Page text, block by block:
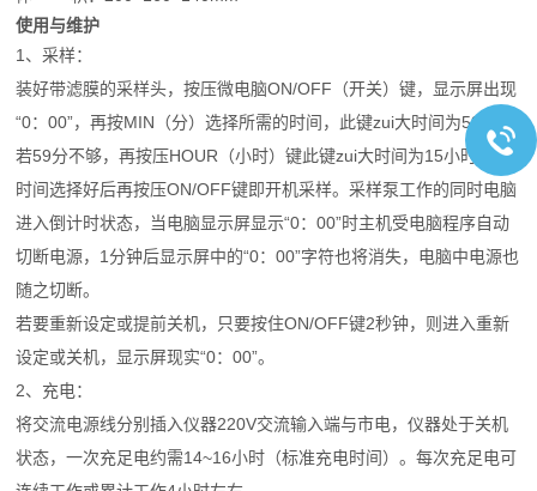
使用与维护
1、采样：
装好带滤膜的采样头，按压微电脑ON/OFF（开关）键，显示屏出现
“0：00”，再按MIN（分）选择所需的时间，此键zui大时间为59分，
若59分不够，再按压HOUR（小时）键此键zui大时间为15小时，当
时间选择好后再按压ON/OFF键即开机采样。采样泵工作的同时电脑
进入倒计时状态，当电脑显示屏显示“0：00”时主机受电脑程序自动
切断电源，1分钟后显示屏中的“0：00”字符也将消失，电脑中电源也
随之切断。
若要重新设定或提前关机，只要按住ON/OFF键2秒钟，则进入重新
设定或关机，显示屏现实“0：00”。
2、充电：
将交流电源线分别插入仪器220V交流输入端与市电，仪器处于关机
状态，一次充足电约需14~16小时（标准充电时间）。每次充足电可